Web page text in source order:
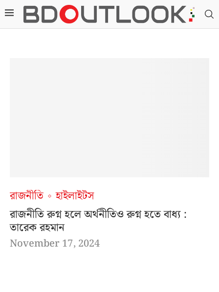
রাজনীতি
হাইলাইটস
রাজনীতি রুগ্ন হলে অর্থনীতিও রুগ্ন হতে বাধ্য :
তারেক রহমান
November 17, 2024